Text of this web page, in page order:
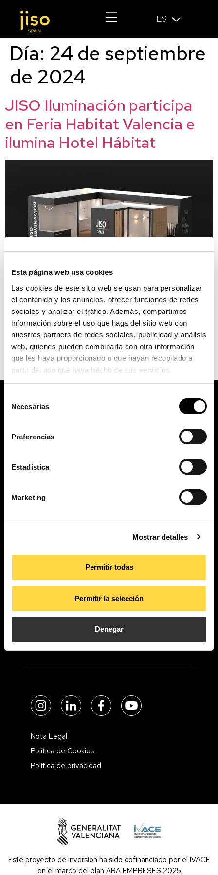
Esta página web usa cookies
Las cookies de este sitio web se usan para personalizar
el contenido y los anuncios, ofrecer funciones de redes
sociales y analizar el tráfico. Además, compartimos
información sobre el uso que haga del sitio web con
nuestros partners de redes sociales, publicidad y análisis
web, quienes pueden combinarla con otra información
que les haya proporcionado o que hayan recopilado a
partir del uso que haya hecho de sus servicios.
Necesarias
Preferencias
Estadística
Marketing
Mostrar detalles
Permitir todas
Permitir la selección
Denegar
ES
Día: 24 de septiembre
de 2024
JISO Iluminación participa
en Feria Habitat Valencia e
ilumina Hotel Hábitat
JISO se une a la acción promovida por Feria Hábitat Valencia
y el arquitecto Héctor Ruiz-Velázquez en la instalación del
‘Hotel Hábitat València’ Una edición más, participamos en
Feria Habitat, que se celebrará del 30 de septiembre al 3 de
octubre en el recinto ferial de Valencia. En esta edición,
colaboramos activamente en una acción […]
c/ Fuente Corachán, 223
Productos
Aplicaciones
Actualidad
Nota Legal
Política de Cookies
Política de privacidad
Este proyecto de inversión ha sido cofinanciado por el IVACE
en el marco del plan ARA EMPRESES 2025